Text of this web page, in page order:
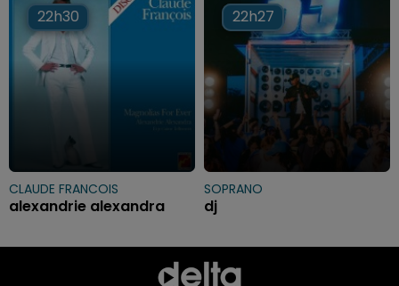
22h30
22h30
CLAUDE FRANCOIS
alexandrie alexandra
22h27
22h27
SOPRANO
dj